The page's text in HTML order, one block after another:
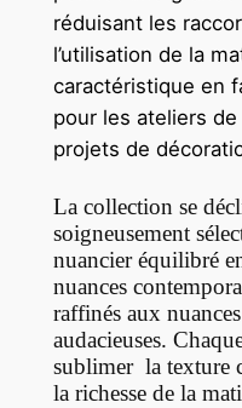
réduisant les
l’utilisation de la
caractéristique en
pour les ateliers
projets de
La collection se
soigneusement
nuancier équilibré
nuances
raffinés aux
audacieuses.
sublimer la texture
la richesse de la